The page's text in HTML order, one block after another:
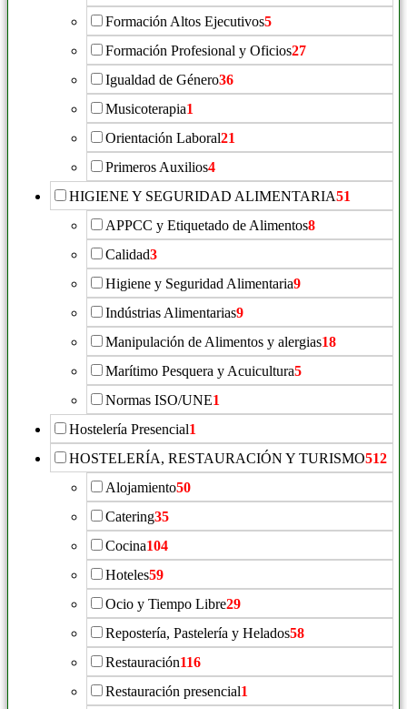
Formación Altos Ejecutivos5
Formación Profesional y Oficios27
Igualdad de Género36
Musicoterapia1
Orientación Laboral21
Primeros Auxilios4
HIGIENE Y SEGURIDAD ALIMENTARIA51
APPCC y Etiquetado de Alimentos8
Calidad3
Higiene y Seguridad Alimentaria9
Indústrias Alimentarias9
Manipulación de Alimentos y alergias18
Marítimo Pesquera y Acuicultura5
Normas ISO/UNE1
Hostelería Presencial1
HOSTELERÍA, RESTAURACIÓN Y TURISMO512
Alojamiento50
Catering35
Cocina104
Hoteles59
Ocio y Tiempo Libre29
Repostería, Pastelería y Helados58
Restauración116
Restauración presencial1